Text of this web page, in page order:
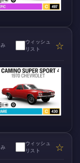
ウィッシュ
リスト
☆
ウィッシュ
リスト
☆